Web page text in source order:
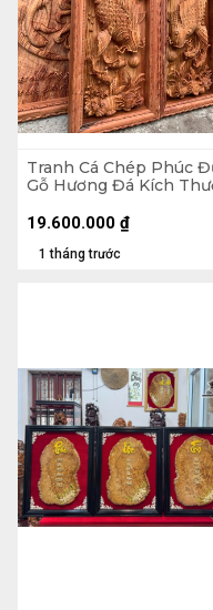
Tranh Cá Chép Phúc
Gỗ Hương Đá Kích
1 tháng trước
19.600.000 ₫